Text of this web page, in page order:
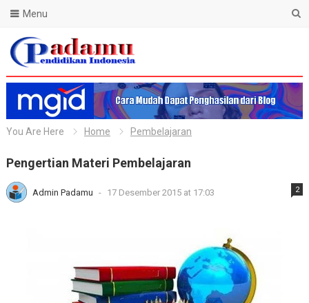
Blog Padamu
Menu
You Are Here Home Pembelajaran
Pengertian Materi Pembelajaran
Admin Padamu - 17 Desember 2015 at 17:03 2